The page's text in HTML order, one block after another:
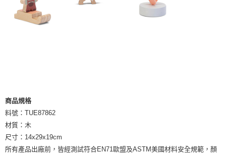
商品規格
料號：TUE87862
材質：木
尺寸：14x29x19cm
所有產品出廠前，皆經測試符合EN71歐盟及ASTM美國材料安全規範，顏